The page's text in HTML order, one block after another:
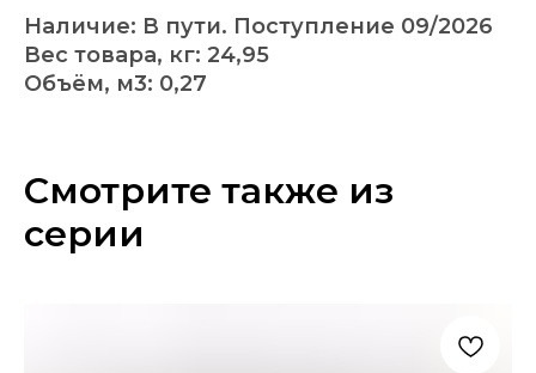
Откидная крышка обеспечивает доступ к
внутреннему отделению.
Полезный размер отделения: Ш 797 × Г 400
× В 394 мм.
Сундук Эшли Kettleby можно поставить перед
диваном, у стены, возле кровати или в
прихожей и использовать для хранения
поддерживать порядок, а верхняя поверхность
подходит для подноса, книг или интерьерного
Наличие: В пути. Поступление 09/2026
Вес товара, кг: 24,95
Объём, м3: 0,27
Смотрите также из
серии